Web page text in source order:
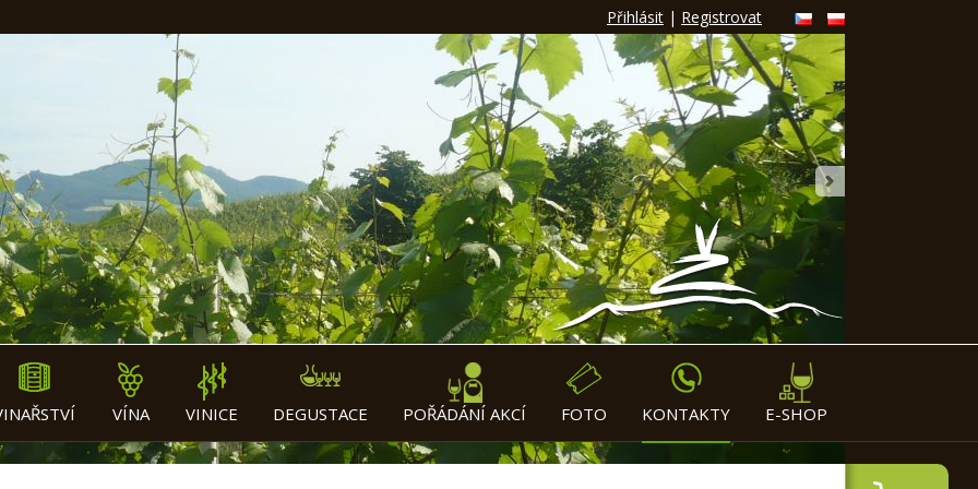
Přihlásit | Registrovat
VÍNA VINICE DEGUSTACE POŘÁDÁNÍ AKCÍ FOTO KONTAKTY E-SHOP